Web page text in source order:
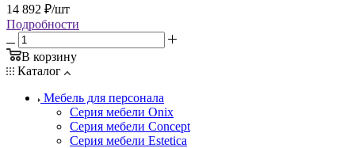
14 892 ₽/шт
Подробности
В корзину
Каталог
Мебель для персонала
Серия мебели Onix
Серия мебели Concept
Серия мебели Estetica